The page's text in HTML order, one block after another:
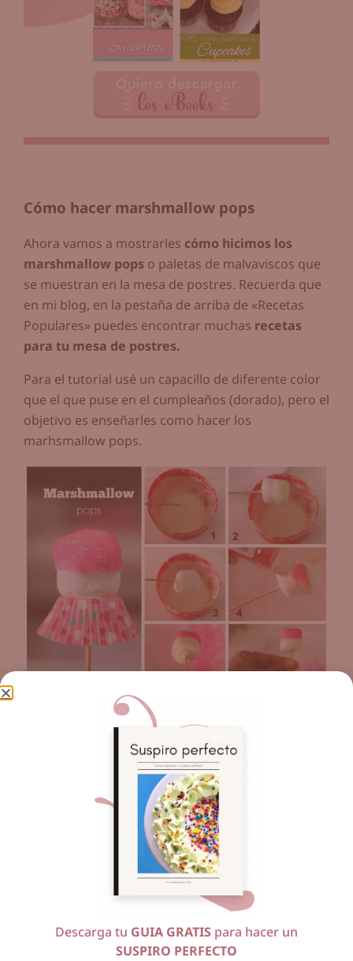
Cómo hacer marshmallow pops
Ahora vamos a mostrarles cómo hicimos los
marshmallow pops o paletas de malvaviscos que
se muestran en la mesa de postres. Recuerda que
en mi blog, en la pestaña de arriba de «Recetas
Populares» puedes encontrar muchas recetas
para tu mesa de postres.
Para el tutorial usé un capacillo de diferente color
que el que puse en el cumpleaños (dorado), pero el
objetivo es enseñarles como hacer los
marhsmallow pops.
Derretir chocolate sucedáneo o candy melts.
2 y 3 . En un palito de bamboo colocar un poco de
chocolate e insertarlo en el malvavisco, luego
dejar secar un poco y ahora entrar el malvavisco al
Agregar azucar de color, dejar secar sobre en
5 y 6. Poner un poco más de chocolate y pegar el
capacillo.Descarga tu GUIA GRATIS para hacer un
SUSPIRO PERFECTO